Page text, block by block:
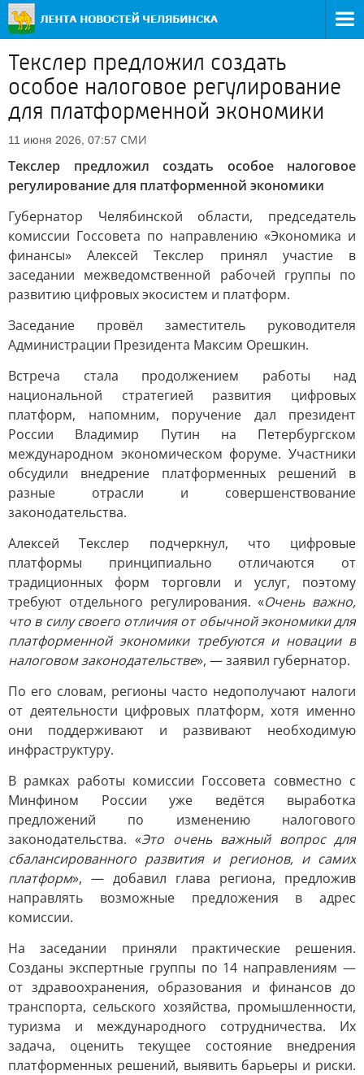
Текслер предложил создать
особое налоговое регулирование
для платформенной экономики
11 июня 2026, 07:57 СМИ
Текслер предложил создать особое налоговое
регулирование для платформенной экономики
Губернатор Челябинской области, председатель
комиссии Госсовета по направлению «Экономика и
финансы» Алексей Текслер принял участие в
заседании межведомственной рабочей группы по
развитию цифровых экосистем и платформ.
Заседание провёл заместитель руководителя
Администрации Президента Максим Орешкин.
Встреча стала продолжением работы над
национальной стратегией развития цифровых
платформ, напомним, поручение дал президент
России Владимир Путин на Петербургском
международном экономическом форуме. Участники
обсудили внедрение платформенных решений в
разные отрасли и совершенствование
законодательства.
Алексей Текслер подчеркнул, что цифровые
платформы принципиально отличаются от
традиционных форм торговли и услуг, поэтому
требуют отдельного регулирования. «Очень важно,
что в силу своего отличия от обычной экономики для
платформенной экономики требуются и новации в
налоговом законодательстве», — заявил губернатор.
По его словам, регионы часто недополучают налоги
от деятельности цифровых платформ, хотя именно
они поддерживают и развивают необходимую
инфраструктуру.
В рамках работы комиссии Госсовета совместно с
Минфином России уже ведётся выработка
предложений по изменению налогового
законодательства. «Это очень важный вопрос для
сбалансированного развития и регионов, и самих
платформ», — добавил глава региона, предложив
направлять возможные предложения в адрес
комиссии.
На заседании приняли практические решения.
Созданы экспертные группы по 14 направлениям —
от здравоохранения, образования и финансов до
транспорта, сельского хозяйства, промышленности,
туризма и международного сотрудничества. Их
задача, оценить текущее состояние внедрения
платформенных решений, выявить барьеры и риски.